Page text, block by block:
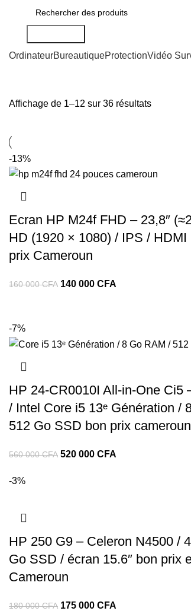
OrdinateurBureautiqueProtectionVidéo
Affichage de 1–12 sur 36 résultats
-13%
Ecran HP M24f FHD – 23,8″
HD (1920 × 1080) / IPS / HDMI
prix Cameroun
160 000CFA 140 000 CFA
-7%
HP 24-CR0010I All-in-One Ci5
/ Intel Core i5 13ᵉ Génération /
512 Go SSD bon prix cameroun
560 000CFA 520 000 CFA
-3%
HP 250 G9 – Celeron N4500 /
Go SSD / écran 15.6″ bon prix
Cameroun
180 000CFA 175 000 CFA